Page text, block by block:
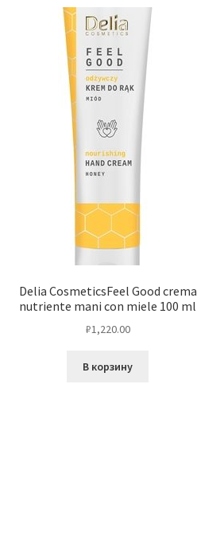
Delia CosmeticsFeel Good crema
nutriente mani con miele 100 ml
₽1,220.00
В корзину